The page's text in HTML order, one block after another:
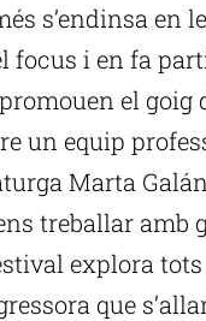
s’endinsa en
focus i en fa
el
un equip
Marta
treballar amb
explora
que